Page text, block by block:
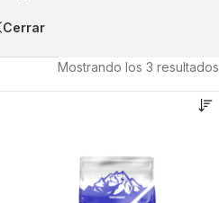
Cerrar
Mostrando los 3 resultados